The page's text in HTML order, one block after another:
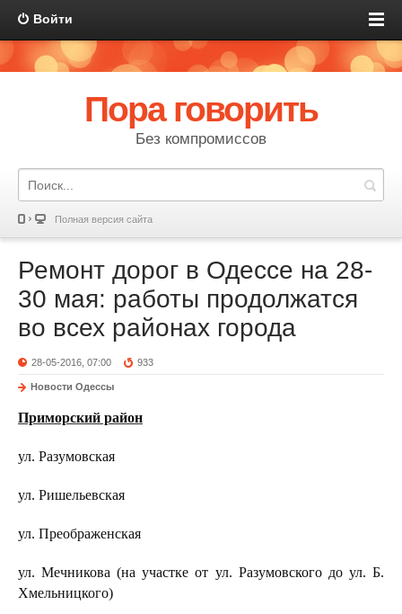
Войти
Пора говорить
Без компромиссов
Полная версия сайта
Ремонт дорог в Одессе на 28-
30 мая: работы продолжатся
во всех районах города
28-05-2016, 07:00 933
Новости Одессы
Приморский район
ул. Разумовская
ул. Ришельевская
ул. Преображенская
ул. Мечникова (на участке от ул. Разумовского до ул. Б.
Хмельницкого)